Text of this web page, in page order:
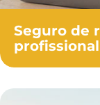
Seguro de
profissional